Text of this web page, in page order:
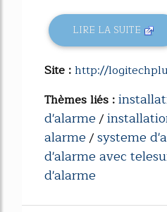
LIRE LA SUITE
Site :http://
Thèmes liés :
d'alarme/
alarme/systeme
d'alarme avec
d'alarme